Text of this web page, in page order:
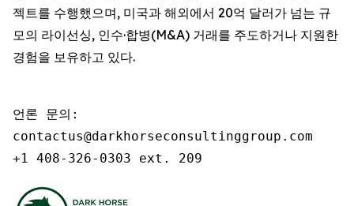
젝트를 수행했으며, 미국과 해외에서 20억 달러가 넘는 규
모의 라이선싱, 인수·합병(M&A) 거래를 주도하거나 지원한
경험을 보유하고 있다.
언론 문의:
contactus@darkhorseconsultinggroup.com
+1 408-326-0303 ext. 209